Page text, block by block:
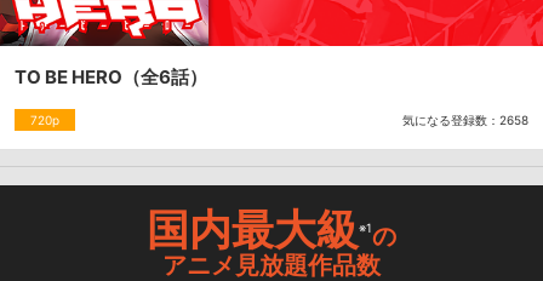
TO BE HERO （全6話）
720p 気になる登録数： 2658
国内最大級※1の
アニメ見放題作品数